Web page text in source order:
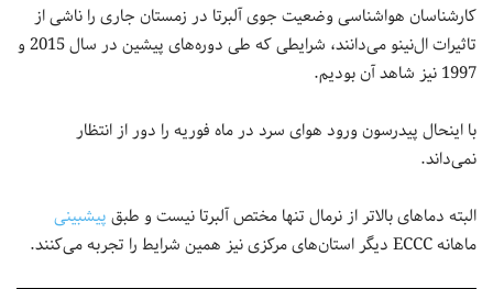
کارشناسان هواشناسی وضعیت جوی آلبرتا در زمستان جاری را ناشی از
تاثیرات ال‌نینو می‌دانند، شرایطی که طی دوره‌های پیشین در سال 2015 و
1997 نیز شاهد آن بودیم.
با اینحال پیدرسون ورود هوای سرد در ماه فوریه را دور از انتظار
نمی‌داند.
البته دماهای بالاتر از نرمال تنها مختص آلبرتا نیست و طبقپیشبینی
ماهانه ECCC دیگر استان‌های مرکزی نیز همین شرایط را تجربه می‌کنند.